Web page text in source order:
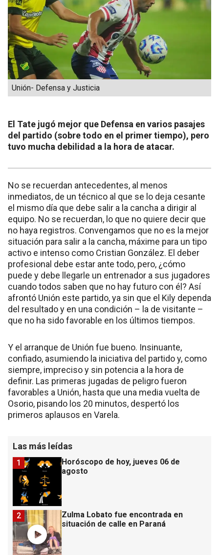
Unión- Defensa y Justicia
El Tate jugó mejor que Defensa en varios pasajes
del partido (sobre todo en el primer tiempo), pero
tuvo mucha debilidad a la hora de atacar.
No se recuerdan antecedentes, al menos
inmediatos, de un técnico al que se lo deja cesante
el mismo día que debe salir a la cancha a dirigir al
equipo. No se recuerdan, lo que no quiere decir que
no haya registros. Convengamos que no es la mejor
situación para salir a la cancha, máxime para un tipo
activo e intenso como Cristian González. El deber
profesional debe estar ante todo, pero, ¿cómo
puede y debe llegarle un entrenador a sus jugadores
cuando todos saben que no hay futuro con él? Así
afrontó Unión este partido, ya sin que el Kily dependa
del resultado y en una condición – la de visitante –
que no ha sido favorable en los últimos tiempos.
Y el arranque de Unión fue bueno. Insinuante,
confiado, asumiendo la iniciativa del partido y, como
siempre, impreciso y sin potencia a la hora de
definir. Las primeras jugadas de peligro fueron
favorables a Unión, hasta que una media vuelta de
Osorio, pisando los 20 minutos, despertó los
primeros aplausos en Varela.
Las más leídas
Horóscopo de hoy, jueves 06 de
agosto
1
Zulma Lobato fue encontrada en
situación de calle en Paraná
2